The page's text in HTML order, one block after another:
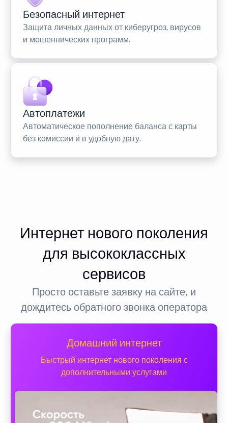
Безопасный интернет
Защита личных данных от киберугроз, вирусов
и мошеннических программ.
Автоплатежи
Автоматическое пополнение баланса с карты
без комиссии и в удобную дату.
Интернет нового поколения
для высококлассных
сервисов
Просто оставьте заявку на сайте, и
дождитесь обратного звонка оператора
Домашний интернет
Быстрый интернет нового поколения с
дополнительными услугами